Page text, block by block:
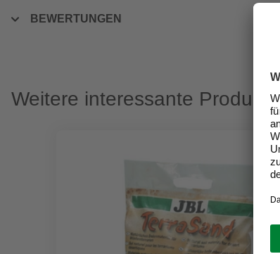
BEWERTUNGEN
Weitere interessante Produkte